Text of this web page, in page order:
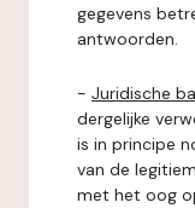
gegevens
antwoorden.
- Juridische
dergelijke
is in principe
van de
met het oog